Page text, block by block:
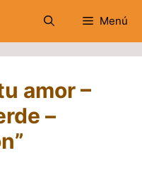
Menú
amor –
–